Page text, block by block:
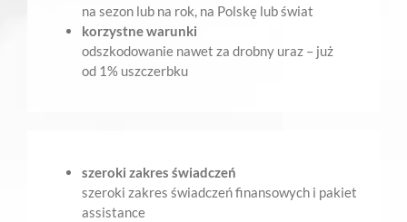
na sezon lub na rok, na Polskę lub świat
korzystne warunki
odszkodowanie nawet za drobny uraz – już
od 1% uszczerbku
szeroki zakres świadczeń
szeroki zakres świadczeń finansowych i pakiet
assistance